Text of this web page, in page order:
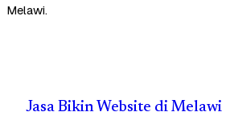
Melawi.
Jasa Bikin Website di Melawi